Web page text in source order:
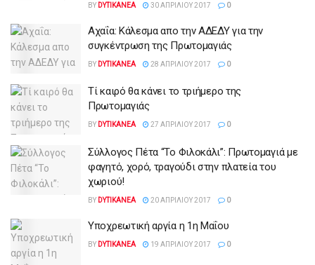
BY DYTIKANEA 30 ΑΠΡΙΛΊΟΥ 2017 0
Αχαΐα: Κάλεσμα απο την ΑΔΕΔΥ για την
συγκέντρωση της Πρωτομαγιάς
BY DYTIKANEA 28 ΑΠΡΙΛΊΟΥ 2017 0
Τί καιρό θα κάνει το τριήμερο της
Πρωτομαγιάς
BY DYTIKANEA 27 ΑΠΡΙΛΊΟΥ 2017 0
Σύλλογος Πέτα “Το Φιλοκάλι”: Πρωτομαγιά με
φαγητό, χορό, τραγούδι στην πλατεία του
χωριού!
BY DYTIKANEA 20 ΑΠΡΙΛΊΟΥ 2017 0
Υποχρεωτική αργία η 1η Μαΐου
BY DYTIKANEA 19 ΑΠΡΙΛΊΟΥ 2017 0